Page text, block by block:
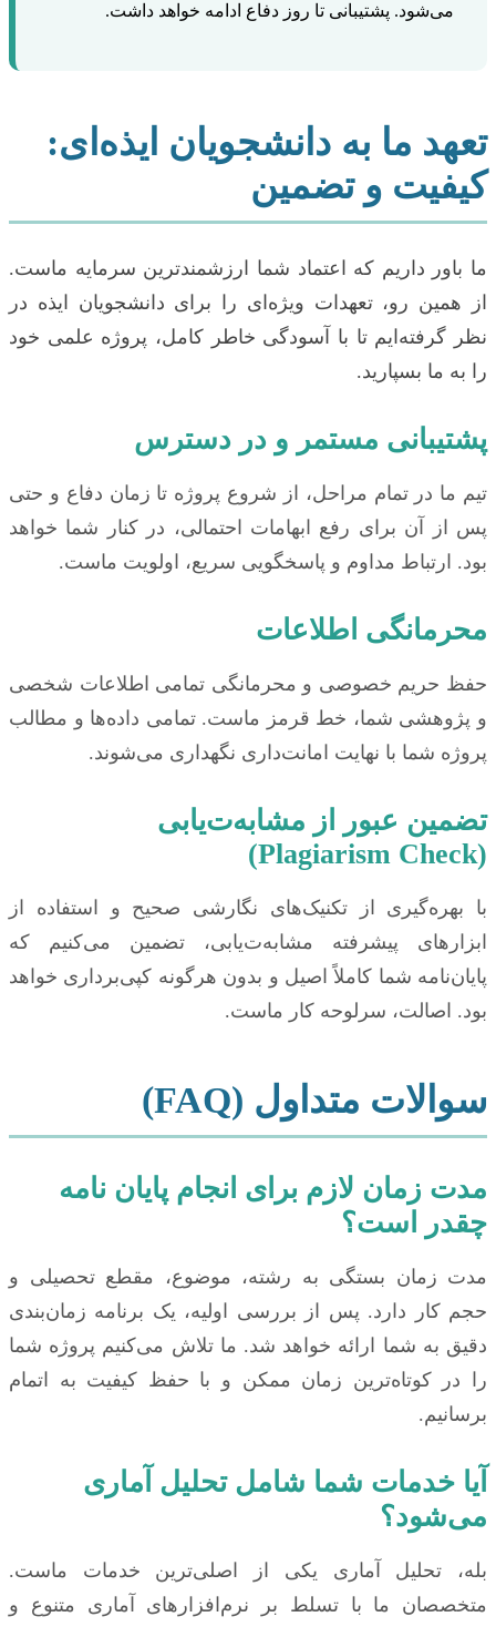
می‌شود. پشتیبانی تا روز دفاع ادامه خواهد داشت.
تعهد ما به دانشجویان ایذه‌ای:
کیفیت و تضمین
ما باور داریم که اعتماد شما ارزشمندترین سرمایه ماست.
از همین رو، تعهدات ویژه‌ای را برای دانشجویان ایذه در
نظر گرفته‌ایم تا با آسودگی خاطر کامل، پروژه علمی خود
را به ما بسپارید.
پشتیبانی مستمر و در دسترس
تیم ما در تمام مراحل، از شروع پروژه تا زمان دفاع و حتی
پس از آن برای رفع ابهامات احتمالی، در کنار شما خواهد
بود. ارتباط مداوم و پاسخگویی سریع، اولویت ماست.
محرمانگی اطلاعات
حفظ حریم خصوصی و محرمانگی تمامی اطلاعات شخصی
و پژوهشی شما، خط قرمز ماست. تمامی داده‌ها و مطالب
پروژه شما با نهایت امانت‌داری نگهداری می‌شوند.
تضمین عبور از مشابه‌ت‌یابی
(Plagiarism Check)
با بهره‌گیری از تکنیک‌های نگارشی صحیح و استفاده از
ابزارهای پیشرفته مشابه‌ت‌یابی، تضمین می‌کنیم که
پایان‌نامه شما کاملاً اصیل و بدون هرگونه کپی‌برداری خواهد
بود. اصالت، سرلوحه کار ماست.
سوالات متداول (FAQ)
مدت زمان لازم برای انجام پایان نامه
چقدر است؟
مدت زمان بستگی به رشته، موضوع، مقطع تحصیلی و
حجم کار دارد. پس از بررسی اولیه، یک برنامه زمان‌بندی
دقیق به شما ارائه خواهد شد. ما تلاش می‌کنیم پروژه شما
را در کوتاه‌ترین زمان ممکن و با حفظ کیفیت به اتمام
برسانیم.
آیا خدمات شما شامل تحلیل آماری
می‌شود؟
بله، تحلیل آماری یکی از اصلی‌ترین خدمات ماست.
متخصصان ما با تسلط بر نرم‌افزارهای آماری متنوع و